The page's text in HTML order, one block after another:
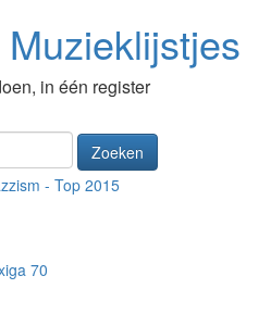
in één register
Zoeken
- Top 2015
70